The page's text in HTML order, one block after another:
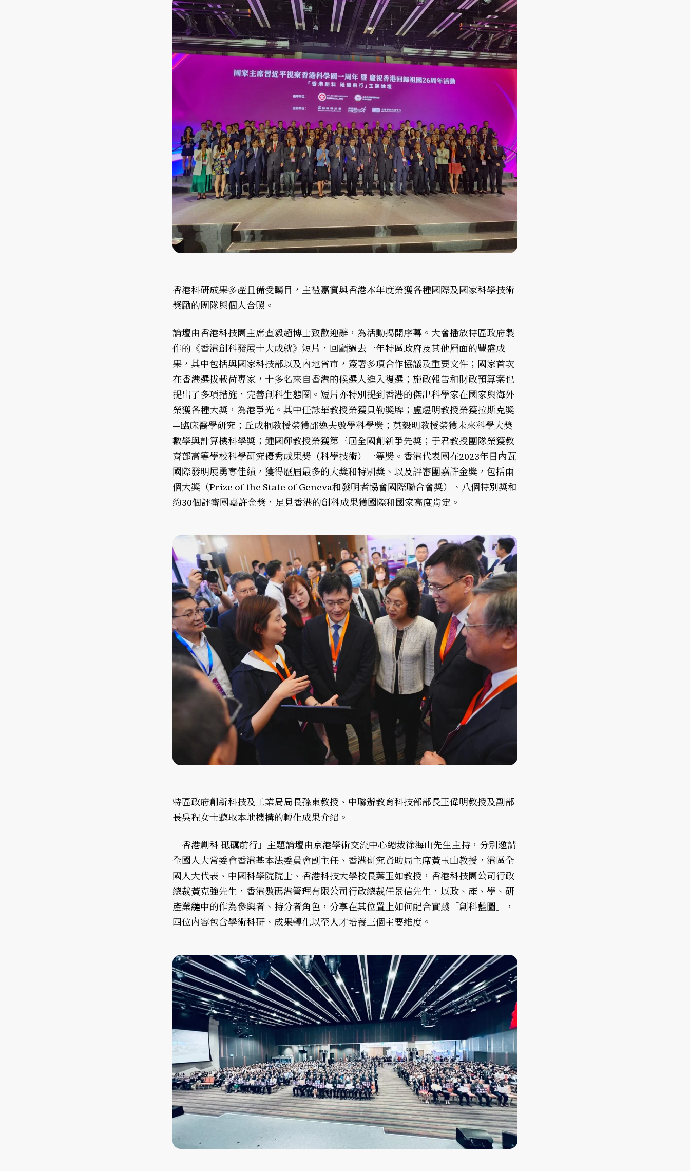
香港科研成果多產且備受矚目，主禮嘉賓與香港本年度榮獲各種國際及國家科學技術
獎勵的團隊與個人合照。
論壇由香港科技園主席查毅超博士致歡迎辭，為活動揭開序幕。大會播放特區政府製
作的《香港創科發展十大成就》短片，回顧過去一年特區政府及其他層面的豐盛成
果，其中包括與國家科技部以及內地省市，簽署多項合作協議及重要文件；國家首次
在香港選拔載荷專家，十多名來自香港的候選人進入複選；施政報告和財政預算案也
提出了多項措施，完善創科生態圈。短片亦特別提到香港的傑出科學家在國家與海外
榮獲各種大獎，為港爭光。其中任詠華教授榮獲貝勒奬牌；盧煜明教授榮獲拉斯克奬
—臨床醫學研究；丘成桐教授榮獲邵逸夫數學科學獎；莫毅明教授榮獲未來科學大奬
數學與計算機科學奬；鍾國輝教授榮獲第三屆全國創新爭先奬；于君教授團隊榮獲教
育部高等學校科學研究優秀成果奬（科學技術）一等奬。香港代表團在2023年日內瓦
國際發明展勇奪佳績，獲得歷屆最多的大獎和特別獎、以及評審團嘉許金獎，包括兩
個大獎（Prize of the State of Geneva和發明者協會國際聯合會奬）、八個特別獎和
約30個評審團嘉許金獎，足見香港的創科成果獲國際和國家高度肯定。
特區政府創新科技及工業局局長孫東教授、中聯辦教育科技部部長王偉明教授及副部
長吳程女士聽取本地機構的轉化成果介紹。
「香港創科 砥礪前行」主題論壇由京港學術交流中心總裁徐海山先生主持，分別邀請
全國人大常委會香港基本法委員會副主任、香港研究資助局主席黃玉山教授，港區全
國人大代表、中國科學院院士、香港科技大學校長葉玉如教授，香港科技園公司行政
總裁黃克強先生，香港數碼港管理有限公司行政總裁任景信先生，以政、產、學、研
產業縺中的作為參與者、持分者角色，分享在其位置上如何配合實踐「創科藍圖」，
四位內容包含學術科研、成果轉化以至人才培養三個主要維度。